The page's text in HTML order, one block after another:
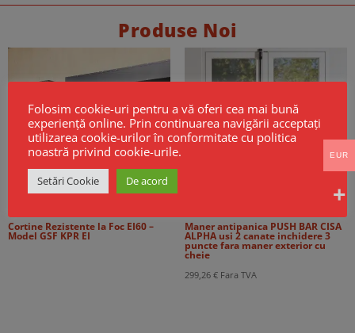
Produse Noi
Cortine Rezistente la Foc EI60 –
Model GSF KPR EI
Maner antipanica PUSH BAR CISA
ALPHA usi 2 canate inchidere 3
puncte fara maner exterior cu
cheie
299,26 € Fara TVA
Folosim cookie-uri pentru a vă oferi cea mai bună
experiență online. Prin continuarea navigării acceptați
utilizarea cookie-urilor în conformitate cu politica
noastră privind cookie-urile.
Setări Cookie De acord
EUR